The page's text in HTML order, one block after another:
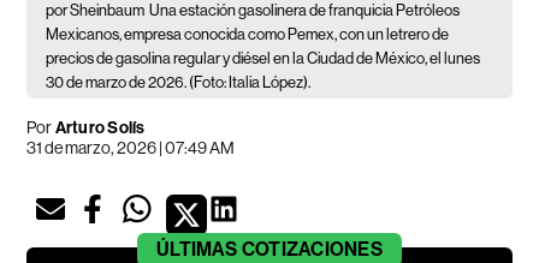
por Sheinbaum Una estación gasolinera de franquicia Petróleos
Mexicanos, empresa conocida como Pemex, con un letrero de
precios de gasolina regular y diésel en la Ciudad de México, el lunes
30 de marzo de 2026. (Foto: Italia López).
PorArturo Solís
31 de marzo, 2026 | 07:49 AM
ÚLTIMAS COTIZACIONES